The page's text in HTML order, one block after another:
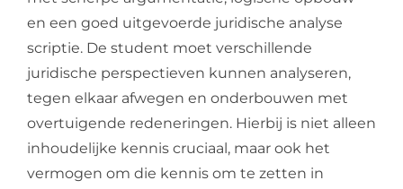
en een goed uitgevoerde juridische analyse
scriptie. De student moet verschillende
juridische perspectieven kunnen analyseren,
tegen elkaar afwegen en onderbouwen met
overtuigende redeneringen. Hierbij is niet alleen
inhoudelijke kennis cruciaal, maar ook het
vermogen om die kennis om te zetten in